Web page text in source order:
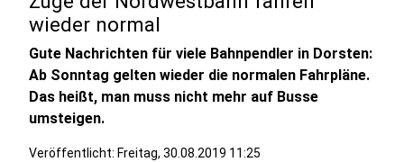
wieder normal
Gute Nachrichten für viele Bahnpendler in Dorsten:
Ab Sonntag gelten wieder die normalen Fahrpläne.
Das heißt, man muss nicht mehr auf Busse
umsteigen.
Veröffentlicht: Freitag, 30.08.2019 11:25